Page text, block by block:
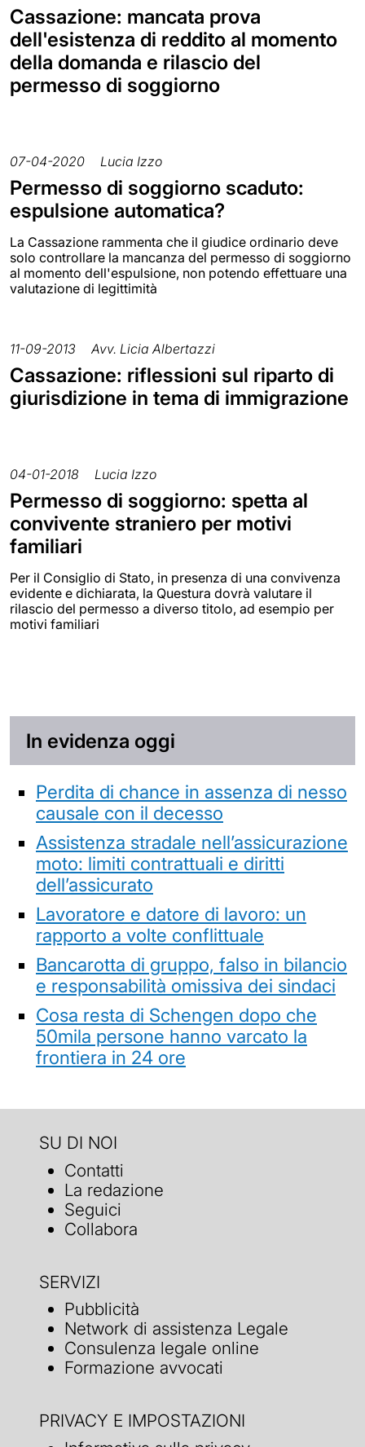
Cassazione: mancata prova
dell'esistenza di reddito al momento
della domanda e rilascio del
permesso di soggiorno
07-04-2020 Lucia Izzo
Permesso di soggiorno scaduto:
espulsione automatica?
La Cassazione rammenta che il giudice ordinario deve
solo controllare la mancanza del permesso di soggiorno
al momento dell'espulsione, non potendo effettuare una
valutazione di legittimità
11-09-2013 Avv. Licia Albertazzi
Cassazione: riflessioni sul riparto di
giurisdizione in tema di immigrazione
04-01-2018 Lucia Izzo
Permesso di soggiorno: spetta al
convivente straniero per motivi
familiari
Per il Consiglio di Stato, in presenza di una convivenza
evidente e dichiarata, la Questura dovrà valutare il
rilascio del permesso a diverso titolo, ad esempio per
motivi familiari
In evidenza oggi
Perdita di chance in assenza di nesso
causale con il decesso
Assistenza stradale nell’assicurazione
moto: limiti contrattuali e diritti
dell’assicurato
Lavoratore e datore di lavoro: un
rapporto a volte conflittuale
Bancarotta di gruppo, falso in bilancio
e responsabilità omissiva dei sindaci
Cosa resta di Schengen dopo che
50mila persone hanno varcato la
frontiera in 24 ore
SU DI NOI
Contatti
La redazione
Seguici
Collabora
SERVIZI
Pubblicità
Network di assistenza Legale
Consulenza legale online
Formazione avvocati
PRIVACY E IMPOSTAZIONI